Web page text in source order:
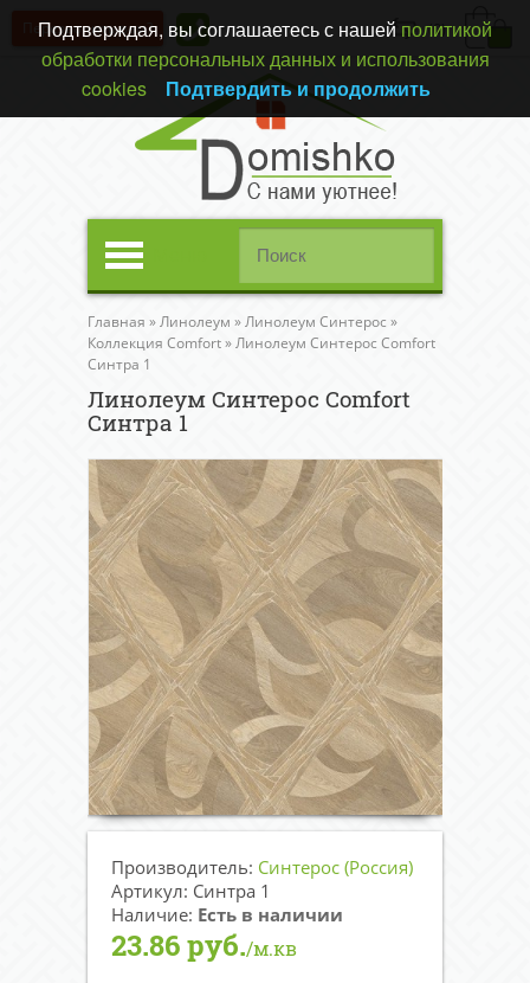
(0)
Перезвонить вам?
Главная »Линолеум »Линолеум Синтерос »
Коллекция Comfort»Линолеум Синтерос Comfort
Синтра 1
Линолеум Синтерос Comfort
Синтра 1
Производитель: Синтерос (Россия)
Артикул: Синтра 1
Наличие: Есть в наличии
23.86 руб./м.кв
Подтверждая, вы соглашаетесь с нашей политикой
обработки персональных данных и использования
cookies
Подтвердить и продолжить